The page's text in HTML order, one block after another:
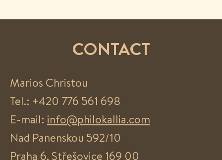
CONTACT
Marios Christou
Tel.: +420 776 561 698
E-mail: info@philokallia.com
Nad Panenskou 592/10
Praha 6, Střešovice 169 00